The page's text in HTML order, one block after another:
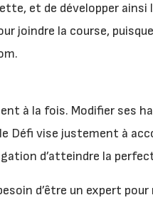
et de développer
joindre la course,
à la fois. Modifier ses
Défi vise justement à
d’atteindre la
d’être un expert